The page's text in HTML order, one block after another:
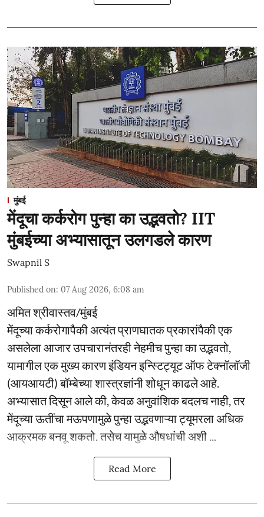
मुंबई
मेंदूचा कर्करोग पुन्हा का उद्भवतो? IIT
मुंबईच्या अभ्यासातून उलगडले कारण
Swapnil S
Published on: 07 Aug 2026, 6:08 am
अमित श्रीवास्तव/मुंबई
मेंदूच्या कर्करोगापैकी अत्यंत प्राणघातक प्रकारांपैकी एक
असलेला आजार उपचारानंतरही नेहमीच पुन्हा का उद्भवतो,
यामागील एक मुख्य कारण इंडियन इन्स्टिट्यूट ऑफ टेक्नॉलॉजी
(आयआयटी) बॉम्बेच्या शास्त्रज्ञांनी शोधून काढले आहे.
अभ्यासात दिसून आले की, केवळ अनुवांशिक बदलच नाही, तर
मेंदूच्या ऊतींचा मऊपणामुळे पुन्हा उद्भवणाऱ्या ट्यूमरला अधिक
आक्रमक बनवू शकतो. तसेच यामुळे औषधांची अशी ...
Read More